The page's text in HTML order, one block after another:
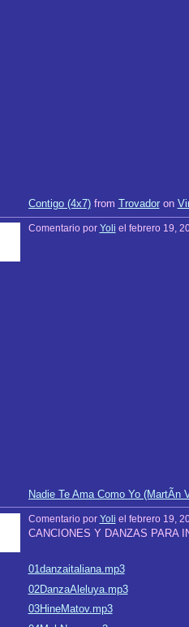
Contigo (4x7)from Trovadoron
Comentario por Yoli el febrero 19,
Nadie Te Ama Como Yo (MartÃ­n
Comentario por Yoli el febrero 19,
CANCIONES Y DANZAS PARA
01danzaitaliana.mp3
02DanzaAleluya.mp3
03HineMatov.mp3